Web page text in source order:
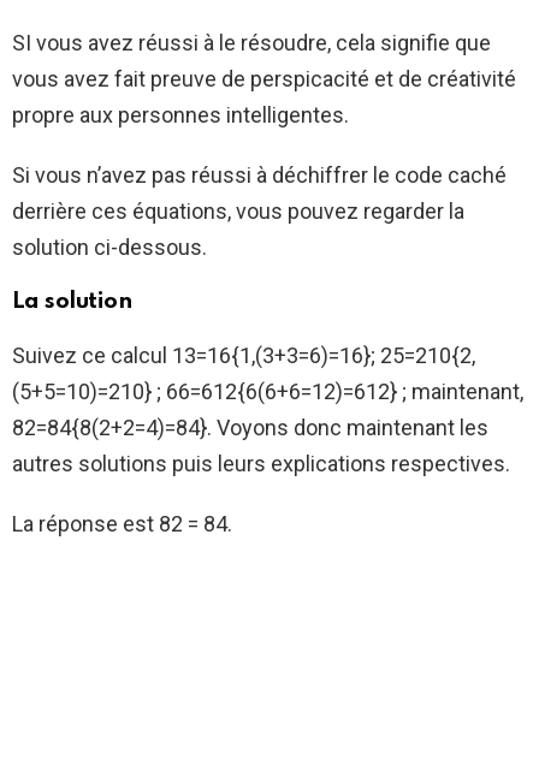
SI vous avez réussi à le résoudre, cela signifie que
vous avez fait preuve de perspicacité et de créativité
propre aux personnes intelligentes.
Si vous n’avez pas réussi à déchiffrer le code caché
derrière ces équations, vous pouvez regarder la
solution ci-dessous.
La solution
Suivez ce calcul 13=16{1,(3+3=6)=16}; 25=210{2,
(5+5=10)=210} ; 66=612{6(6+6=12)=612} ; maintenant,
82=84{8(2+2=4)=84}. Voyons donc maintenant les
autres solutions puis leurs explications respectives.
La réponse est 82 = 84.